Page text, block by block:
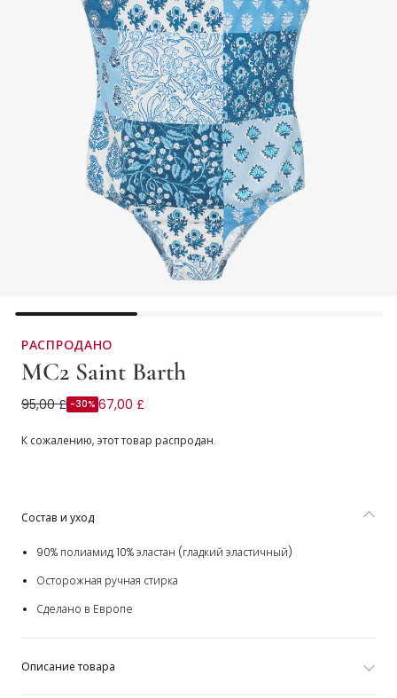
РАСПРОДАНО
MC2 Saint Barth
Купальник синий с патчворк-принтом для девочек
95,00 £ -30% 67,00 £
К сожалению, этот товар распродан.
Состав и уход
90% полиамид, 10% эластан (гладкий эластичный)
Осторожная ручная стирка
Сделано в Европе
Описание товара